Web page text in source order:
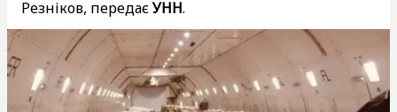
Резніков, передаєУНН.